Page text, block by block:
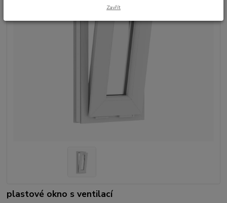
plastové okno s ventilací
Zavřít